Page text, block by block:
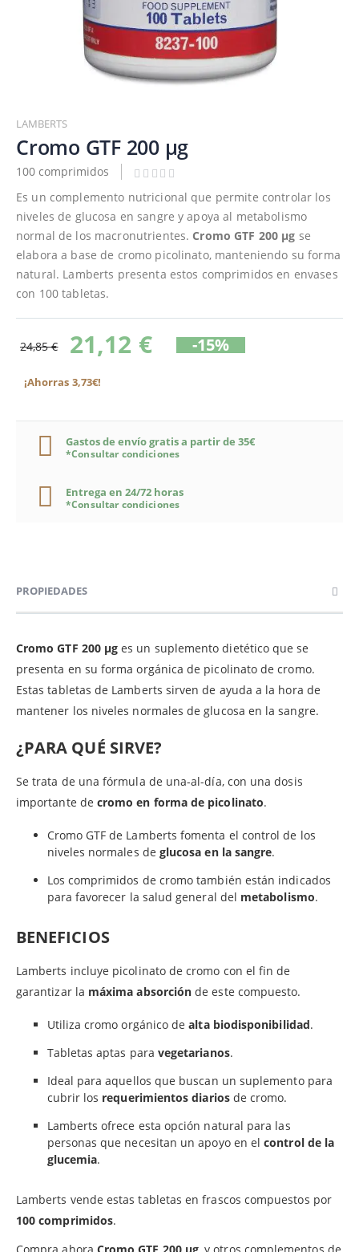
al
comienzo
de
la
galería
imágenes
LAMBERTS
Cromo GTF 200 µg
100 comprimidos
Es un complemento nutricional que permite controlar los
niveles de glucosa en sangre y apoya al metabolismo
normal de los macronutrientes. Cromo GTF 200 µg se
elabora a base de cromo picolinato, manteniendo su forma
natural. Lamberts presenta estos comprimidos en envases
con 100 tabletas.
24,85 € 21,12 € -15%
¡Ahorras 3,73€!
Gastos de envío gratis a partir de 35€
*Consultar condiciones
Entrega en 24/72 horas
*Consultar condiciones
PROPIEDADES
Cromo GTF 200 µges un suplemento dietético que se
presenta en su forma orgánica de picolinato de cromo.
Estas tabletas de Lamberts sirven de ayuda a la hora de
mantener los niveles normales de glucosa en la sangre.
¿PARA QUÉ SIRVE?
Se trata de una fórmula de una-al-día, con una dosis
importante de cromo en forma de picolinato.
Cromo GTF de Lamberts fomenta el control de los
niveles normales de glucosa en la sangre.
Los comprimidos de cromo también están indicados
para favorecer la salud general del metabolismo.
BENEFICIOS
Lamberts incluye picolinato de cromo con el fin de
garantizar la máxima absorción de este compuesto.
Utiliza cromo orgánico dealta biodisponibilidad.
Tabletas aptas para vegetarianos.
Ideal para aquellos que buscan un suplemento para
cubrir los requerimientos diariosde cromo.
Lamberts ofrece esta opción natural para las
personas que necesitan un apoyo en elcontrol de la
glucemia.
Lamberts vende estas tabletas en frascos compuestos por
100 comprimidos.